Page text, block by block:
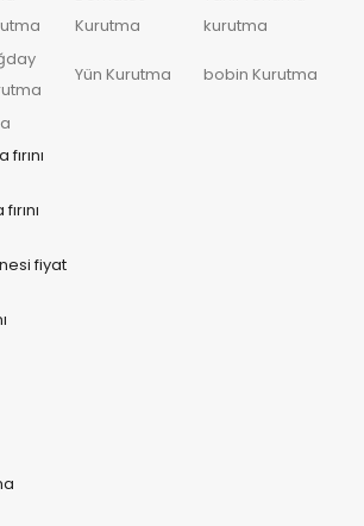
Kurutma
kurutma
Yün Kurutma bobin Kurutma
fiyat